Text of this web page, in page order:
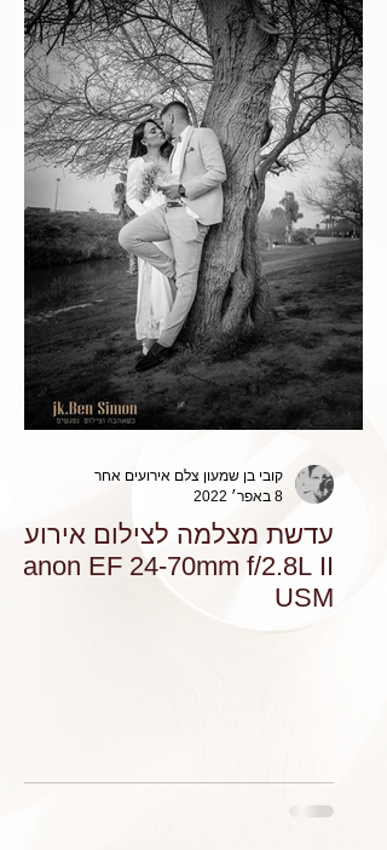
עדשת מצלמה לצילום אירועים
Canon EF 24-70mm f/2.8L II
USM
קובי בן שמעון צלם אירועים אחר
8 באפר׳ 2022